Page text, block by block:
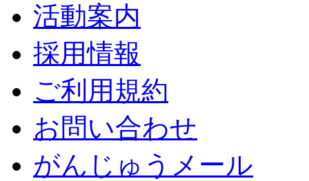
活動案内
採用情報
ご利用規約
お問い合わせ
がんじゅうメール